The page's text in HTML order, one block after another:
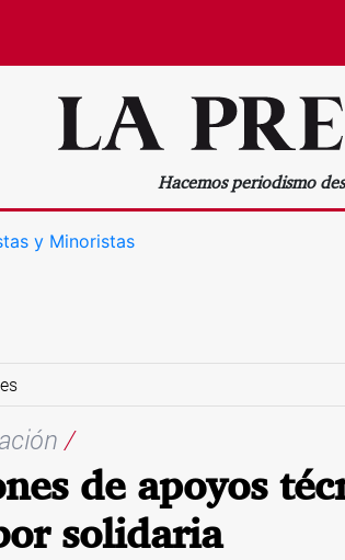
Hacemos periodismo
/
de apoyos
solidaria